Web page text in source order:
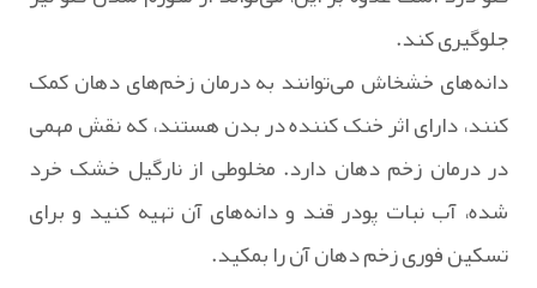
جلوگیری کند.
دانه‌های خشخاش می‌توانند به درمان زخم‌های دهان کمک
کنند، دارای اثر خنک کننده در بدن هستند، که نقش مهمی
در درمان زخم دهان دارد. مخلوطی از نارگیل خشک خرد
شده، آب نبات پودر قند و دانه‌های آن تهیه کنید و برای
تسکین فوری زخم دهان آن را بمکید.